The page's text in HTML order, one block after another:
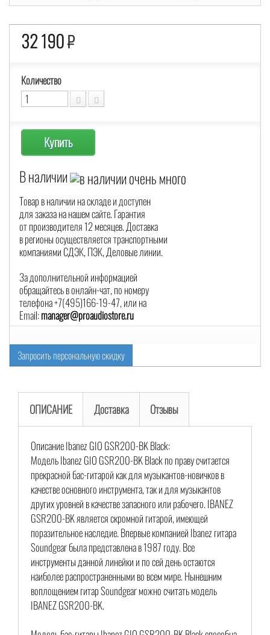
32 190₽
Количество
Купить
В наличии
Товар в наличии на складе и доступен
для заказа на нашем сайте. Гарантия
от производителя 12 месяцев. Доставка
в регионы осуществляется транспортными
компаниями СДЭК, ПЭК, Деловые линии.
За дополнительной информацией
обращайтесь в онлайн-чат, по номеру
телефона +7(495)166-19-47, или на
Email:manager@proaudiostore.ru
Запросить персональную скидку
ОПИСАНИЕ Доставка Отзывы
Описание Ibanez GIO GSR200-BK Black:
Модель Ibanez GIO GSR200-BK Black по праву считается
прекрасной бас-гитарой как для музыкантов-новичков в
качестве основного инструмента, так и для музыкантов
других уровней в качестве запасного или рабочего. IBANEZ
GSR200-BK является скромной гитарой, имеющей
поразительное наследие. Впервые компанией Ibanez гитара
Soundgear была представлена в 1987 году. Все
инструменты данной линейки и по сей день остаются
наиболее распространенными во всем мире. Нынешним
воплощением гитар Soundgear можно считать модель
IBANEZ GSR200-BK.